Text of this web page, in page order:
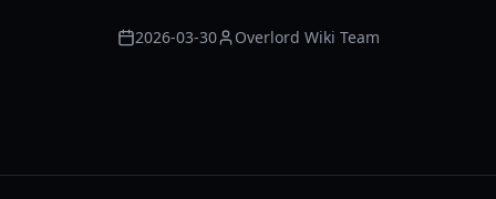
2026-03-30 Overlord Wiki Team